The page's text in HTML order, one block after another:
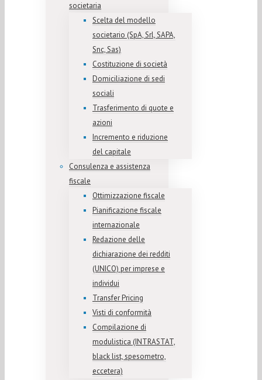
societaria
Scelta del modello
societario (SpA, Srl, SAPA,
Snc, Sas)
Costituzione di società
Domiciliazione di sedi
sociali
Trasferimento di quote e
azioni
Incremento e riduzione
del capitale
Consulenza e assistenza
fiscale
Ottimizzazione fiscale
Pianificazione fiscale
internazionale
Redazione delle
dichiarazione dei redditi
(UNICO) per imprese e
individui
Transfer Pricing
Visti di conformità
Compilazione di
modulistica (INTRASTAT,
black list, spesometro,
eccetera)